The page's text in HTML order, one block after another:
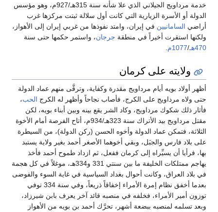
خدمة مرداويج الجيلاني الذي علا شأنه سنة 315هـ/927م، وهو مؤسس
الدولة أو الأسرة الزيارية التي كانت أول سلالة ثبتت مركزها غرب
أراضي السامانيين في إيران، وامتد نفوذها من غربي إيران إلى الأهواز،
ولكنها استقرت أخيراً في منطقة جرجان، واستمر حكمها حتى سنة
470هـ
/1077م
ولايته على كرمان
أظهر أولاد بويه أيام مرداويج مقدرة وكفاية، وترقَّى منهم عماد الدولة
حتى ولاه مرداويج على الكرج، فأصاب نجاحاً وأظهر له الكرج الحب،
فأثار ذلك شكوك مرداويج، وكاد الشر يقع بينه وبين أبناء بويه، لكن
مقتل مرداويج بيد الأتراك سنة 323هـ/934م، أتاح الفرصة أمام الأخوة
الثلاثة، فتمكن عماد الدولة وأخوه الحسن (ركن الدولة)، من السيطرة
على بلاد فارس والجبَل، وبقي أخوهما الأصغر أحمد بغير ولاية يستبد
بها، فرأيا أن يسيِّراه إلى كرمان ففعل، ثم ازداد طموح أحمد فأخذ
يهاجم ممتلكات الخليفة ما بين سنتي 331 و334هـ، موغلاً في كل هجمة
في بلاد العراق، وكانت أحوال بغداد السياسية في غاية السوء والفوضى
بعدما أخفق نظام إمرة الأمراء إخفاقاً ذريعاً، وفي سنة 334 توفي
توزون أمير الأمراء، فخلفه في منصبه قائد آخر يعرف بابن شيرزاد،
وبعد تسلمه لمنصبه ببضعة أشهر، تحرَّك أحمد بن بويه من الأهواز